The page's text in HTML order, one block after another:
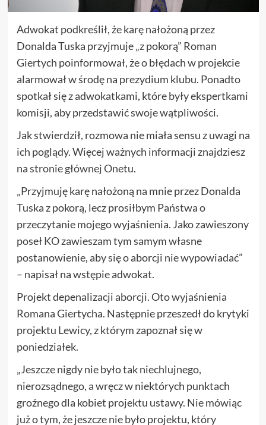
Adwokat podkreślił, że karę nałożoną przez
Donalda Tuska przyjmuje „z pokorą” Roman
Giertych poinformował, że o błędach w projekcie
alarmował w środę na prezydium klubu. Ponadto
spotkał się z adwokatkami, które były ekspertkami
komisji, aby przedstawić swoje wątpliwości.
Jak stwierdził, rozmowa nie miała sensu z uwagi na
ich poglądy. Więcej ważnych informacji znajdziesz
nastronie głównej Onetu.
„Przyjmuję karę nałożoną na mnie przez Donalda
Tuska z pokorą, lecz prosiłbym Państwa o
przeczytanie mojego wyjaśnienia. Jako zawieszony
poseł KO zawieszam tym samym własne
postanowienie, aby się o aborcji nie wypowiadać”
– napisał na wstępie adwokat.
Projekt depenalizacji aborcji. Oto wyjaśnienia
Romana Giertycha. Następnie przeszedł do krytyki
projektu Lewicy, z którym zapoznał się w
poniedziałek.
„Jeszcze nigdy nie było tak niechlujnego,
nierozsądnego, a wręcz w niektórych punktach
groźnego dla kobiet projektu ustawy. Nie mówiąc
już o tym, że jeszcze nie było projektu, który